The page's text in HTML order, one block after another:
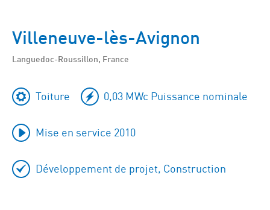
Villeneuve-lès-Avignon
Languedoc-Roussillon, France
Toiture 0,03 MWc Puissance nominale
Mise en service 2010
Développement de projet, Construction